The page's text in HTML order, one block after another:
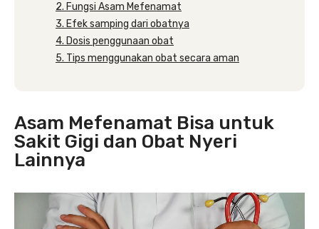
2. Fungsi Asam Mefenamat
3. Efek samping dari obatnya
4. Dosis penggunaan obat
5. Tips menggunakan obat secara aman
Asam Mefenamat Bisa untuk
Sakit Gigi dan Obat Nyeri
Lainnya